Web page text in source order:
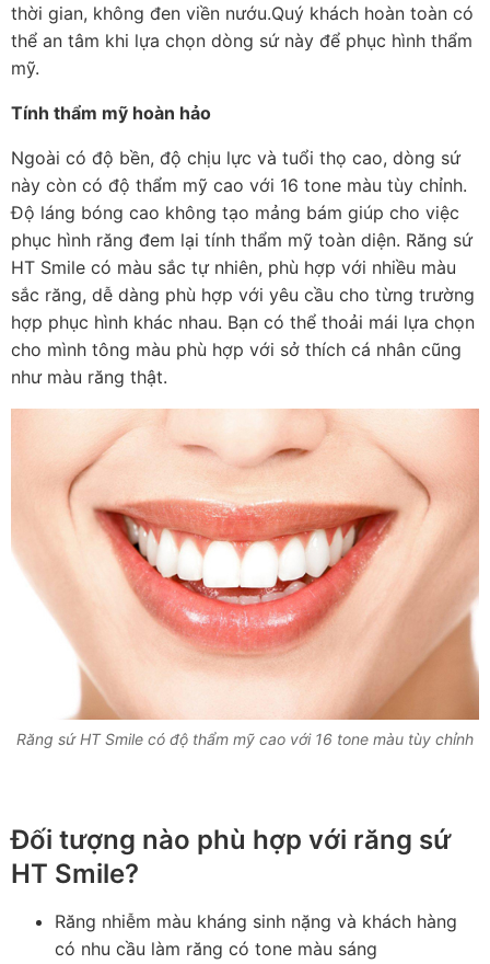
thời gian, không đen viền nướu.Quý khách hoàn toàn có
thể an tâm khi lựa chọn dòng sứ này để phục hình thẩm
mỹ.
Tính thẩm mỹ hoàn hảo
Ngoài có độ bền, độ chịu lực và tuổi thọ cao, dòng sứ
này còn có độ thẩm mỹ cao với 16 tone màu tùy chỉnh.
Độ láng bóng cao không tạo mảng bám giúp cho việc
phục hình răng đem lại tính thẩm mỹ toàn diện. Răng sứ
HT Smile có màu sắc tự nhiên, phù hợp với nhiều màu
sắc răng, dễ dàng phù hợp với yêu cầu cho từng trường
hợp phục hình khác nhau. Bạn có thể thoải mái lựa chọn
cho mình tông màu phù hợp với sở thích cá nhân cũng
như màu răng thật.
Răng sứ HT Smile có độ thẩm mỹ cao với 16 tone màu tùy chỉnh
Đối tượng nào phù hợp với răng sứ
HT Smile?
Răng nhiễm màu kháng sinh nặng và khách hàng
có nhu cầu làm răng có tone màu sáng